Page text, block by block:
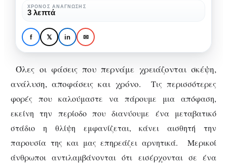
Φλερτάροντας με τη
θλίψη
ΧΡΌΝΟΣ ΑΝΆΓΝΩΣΗΣ
3 λεπτά
f 𝕏 in ✉
Όλες οι φάσεις που περνάμε χρειάζονται σκέψη,
ανάλυση, αποφάσεις και χρόνο. Τις περισσότερες
φορές που καλούμαστε να πάρουμε μια απόφαση,
εκείνη την περίοδο που διανύουμε ένα μεταβατικό
στάδιο η θλίψη εμφανίζεται, κάνει αισθητή την
παρουσία της και μας επηρεάζει αρνητικά. Μερικοί
άνθρωποι αντιλαμβάνονται ότι εισέρχονται σε ένα